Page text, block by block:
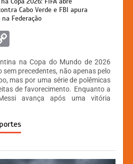
Cabo Verde e FBI apura
Federação
p
y
Li
n
k
na Copa do Mundo de 2026
precedentes, não apenas pelo
mas por uma série de polêmicas
de favorecimento. Enquanto a
avança após uma vitória